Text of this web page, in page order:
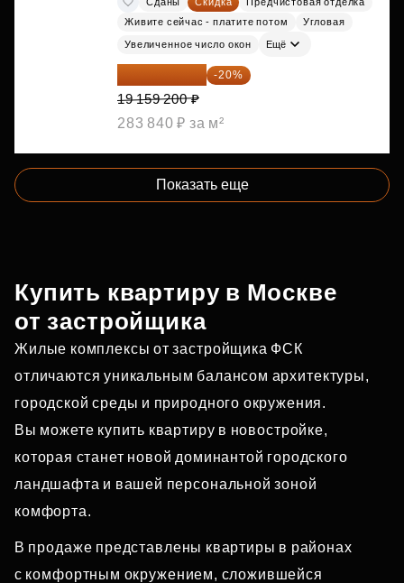
Живите сейчас - платите потом
Угловая
Увеличенное число окон Ещё
15 327 360 ₽ -20%
19 159 200 ₽
283 840 ₽ за м²
Показать еще
Купить квартиру в Москве
от застройщика
Жилые комплексы от застройщика ФСК
отличаются уникальным балансом архитектуры,
городской среды и природного окружения.
Вы можете купить квартиру в новостройке,
которая станет новой доминантой городского
ландшафта и вашей персональной зоной
комфорта.
В продаже представлены квартиры в районах
с комфортным окружением, сложившейся